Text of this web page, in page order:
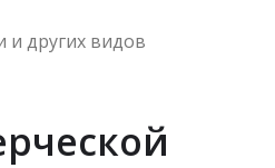
других видов